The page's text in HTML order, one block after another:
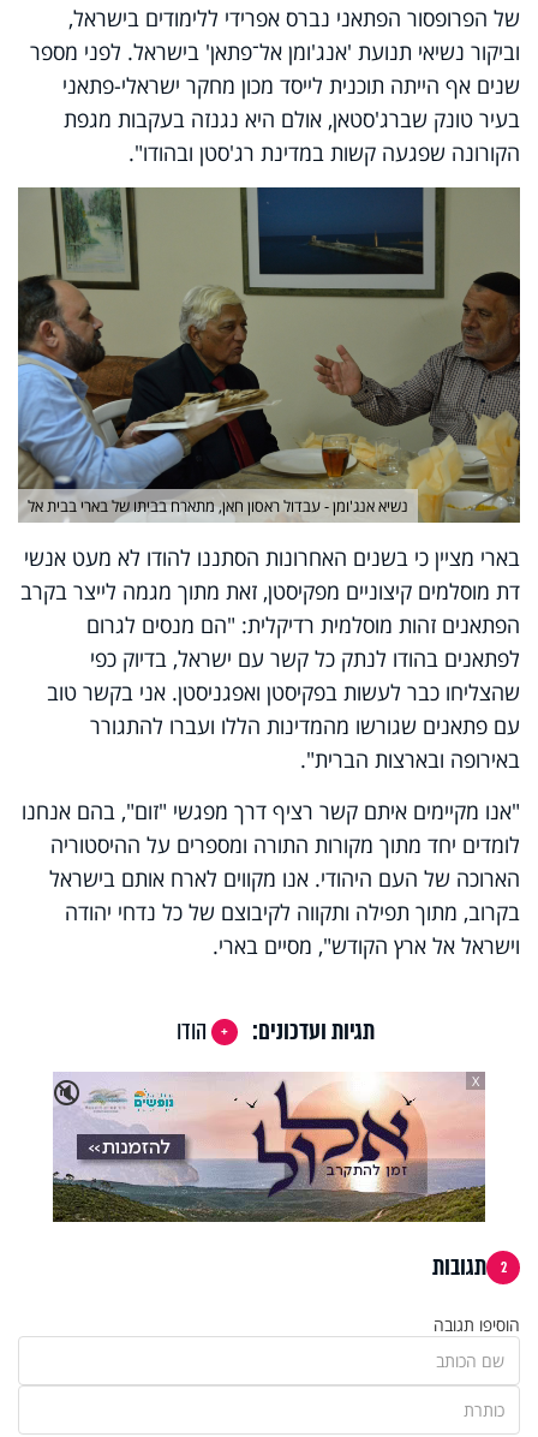
של הפרופסור הפתאני נברס אפרידי ללימודים בישראל,
וביקור נשיאי תנועת 'אנג'ומן אל־פתאן' בישראל. לפני מספר
שנים אף הייתה תוכנית לייסד מכון מחקר ישראלי-פתאני
בעיר טונק שברג'סטאן, אולם היא נגנזה בעקבות מגפת
הקורונה שפגעה קשות במדינת רג'סטן ובהודו".
נשיא אנג'ומן - עבדול ראסון חאן, מתארח בביתו של בארי בבית אל
בארי מציין כי בשנים האחרונות הסתננו להודו לא מעט אנשי
דת מוסלמים קיצוניים מפקיסטן, זאת מתוך מגמה לייצר בקרב
הפתאנים זהות מוסלמית רדיקלית: "הם מנסים לגרום
לפתאנים בהודו לנתק כל קשר עם ישראל, בדיוק כפי
שהצליחו כבר לעשות בפקיסטן ואפגניסטן. אני בקשר טוב
עם פתאנים שגורשו מהמדינות הללו ועברו להתגורר
באירופה ובארצות הברית".
"אנו מקיימים איתם קשר רציף דרך מפגשי "זום", בהם אנחנו
לומדים יחד מתוך מקורות התורה ומספרים על ההיסטוריה
הארוכה של העם היהודי. אנו מקווים לארח אותם בישראל
בקרוב, מתוך תפילה ותקווה לקיבוצם של כל נדחי יהודה
וישראל אל ארץ הקודש", מסיים בארי.
תגיות ועדכונים:
הודו
🔇
X
2 תגובות
הוסיפו תגובה